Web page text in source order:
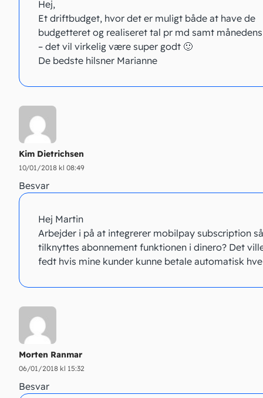
Hej,
Et driftbudget, hvor det er muligt både at have de
budgetteret og realiseret tal pr md samt
– det vil virkelig være super godt 🙂
De bedste hilsner Marianne
Kim Dietrichsen
10/01/2018 kl 08:49
Besvar
Hej Martin
Arbejder i på at integrerer mobilpay subscription
tilknyttes abonnement funktionen i dinero? Det
fedt hvis mine kunder kunne betale automatisk
Morten Ranmar
06/01/2018 kl 15:32
Besvar